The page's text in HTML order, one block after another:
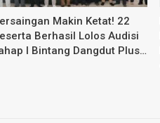
Makin Ketat! 22
Berhasil Lolos Audisi
I Bintang Dangdut Plus…